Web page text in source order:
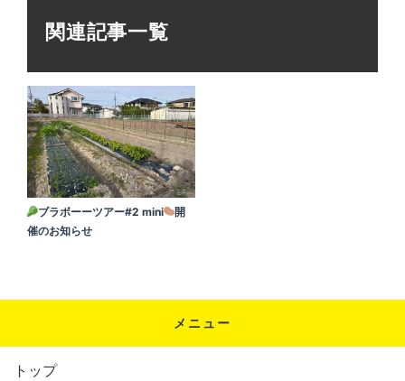
関連記事一覧
ブラボーーツアー#2 mini
開
催のお知らせ
メニュー
トップ